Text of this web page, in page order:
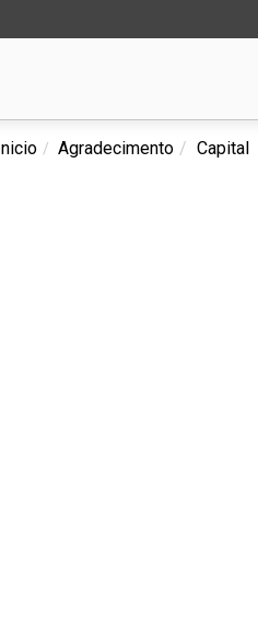
Agradecimento Capital